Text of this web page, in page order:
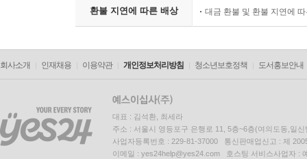
환불 지연에 따른 배상 대금 환불 및 환불 지연에
회사소개 인재채용 이용약관 개인정보처리방침 청소년보호정책 도서홍보안내
대표 : 김석환, 최세라
주소 : 서울시 영등포구 은행로 11, 5층~6층(여의도동,일신
사업자등록번호 : 229-81-37000 통신판매업신고 : 제
이메일 : yes24help@yes24.com 호스팅 서비스사업자 :